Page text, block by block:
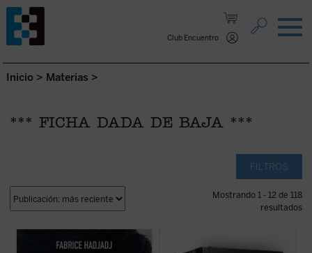
Club Encuentro
Saltar al contenido.
Inicio > Materias >
*** FICHA DADA DE BAJA ***
FILTROS
Mostrando 1 - 12 de 118
resultados
cine. Cuando un actor se convierte en
con la obra maestra de Sigrid Undset,